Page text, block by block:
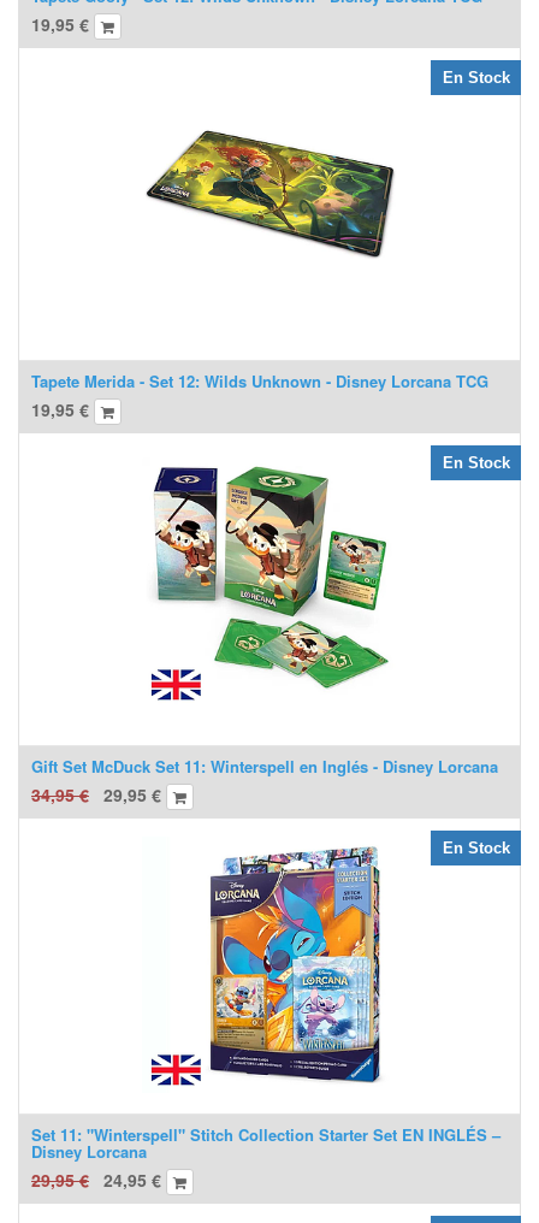
19,95 €
Tapete Merida - Set 12: Wilds Unknown - Disney Lorcana TCG
19,95 €
En Stock
Gift Set McDuck Set 11: Winterspell en Inglés - Disney Lorcana
34,95€ 29,95 €
En Stock
Set 11: "Winterspell" Stitch Collection Starter Set EN INGLÉS –
Disney Lorcana
29,95€ 24,95 €
En Stock